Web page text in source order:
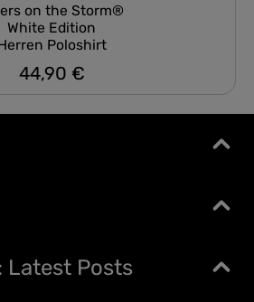
on the Storm®
White Edition
Poloshirt
Regulärer Preis:
44,90 €
Latest Posts